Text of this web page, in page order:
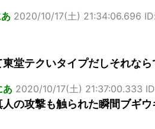
2020/10/17(土) 21:34:06.696
東堂テクいタイプだしそれな
あ 2020/10/17(土) 21:37:00.333
の攻撃も触られた瞬間ブギ